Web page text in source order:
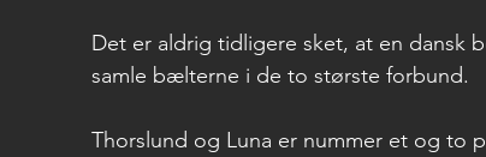
Det er aldrig tidligere sket, at en dansk
samle bælterne i de to største forbund.
Thorslund og Luna er nummer et og to